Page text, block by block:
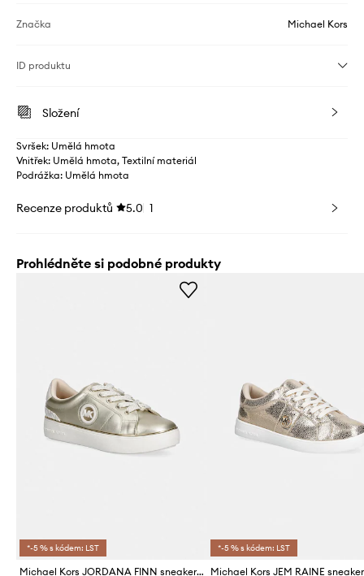
Značka Michael Kors
ID produktu
Složení
Svršek: Umělá hmota
Vnitřek: Umělá hmota, Textilní materiál
Podrážka: Umělá hmota
Recenze produktů 5.0 1
Prohlédněte si podobné produkty
*-5 % s kódem: LST
Michael Kors JORDANA FINN sneakers boty dětské
*-5 % s kódem: LST